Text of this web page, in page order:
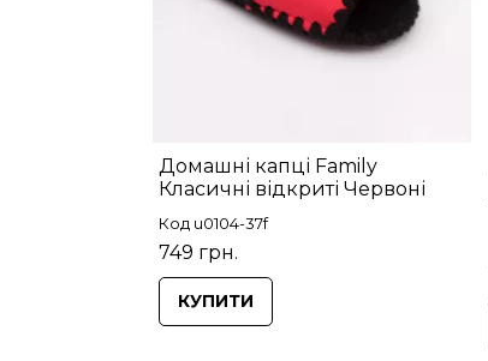
Домашні капці Family
Класичні відкриті Червоні
Код u0104-37f
749 грн.
КУПИТИ